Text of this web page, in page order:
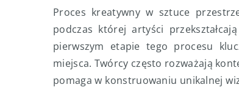
Proces kreatywny w sztuce
podczas której artyści
pierwszym etapie tego procesu
miejsca. Twórcy często rozważają
pomaga w konstruowaniu unikalnej